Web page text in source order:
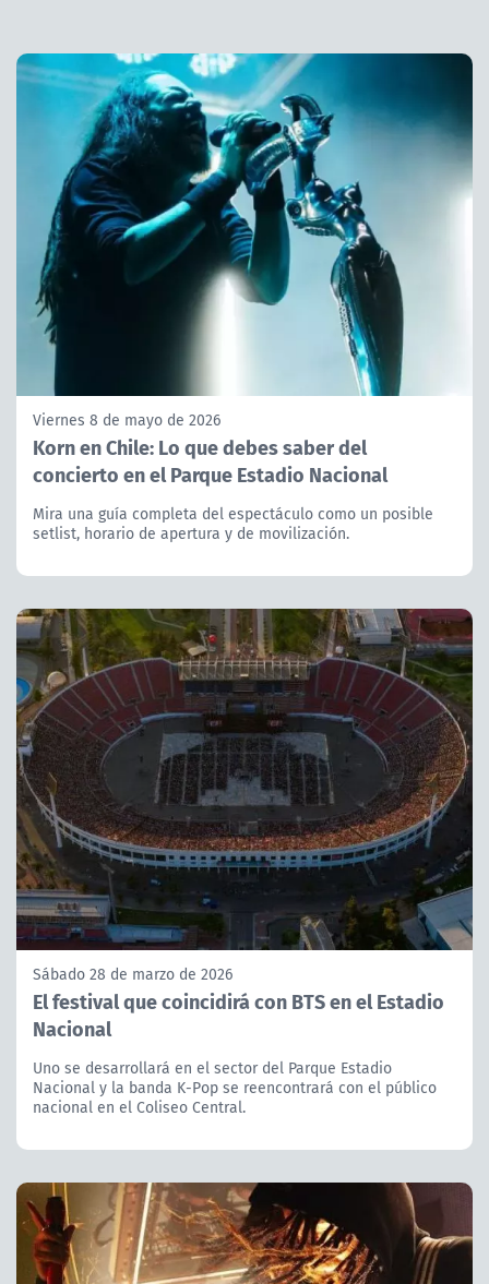
Viernes 8 de mayo de 2026
Korn en Chile: Lo que debes saber del
concierto en el Parque Estadio Nacional
Mira una guía completa del espectáculo como un posible
setlist, horario de apertura y de movilización.
Sábado 28 de marzo de 2026
El festival que coincidirá con BTS en el Estadio
Nacional
Uno se desarrollará en el sector del Parque Estadio
Nacional y la banda K-Pop se reencontrará con el público
nacional en el Coliseo Central.